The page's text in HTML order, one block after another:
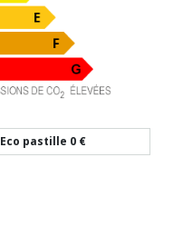
Eco pastille 0 €